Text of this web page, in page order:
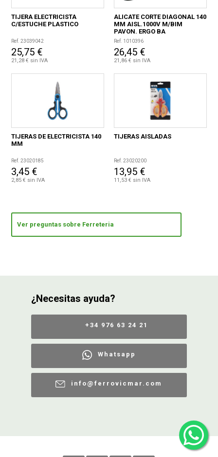
TIJERA ELECTRICISTA
C/ESTUCHE PLASTICO
Ref. 23039042
25,75 €
21,28 € sin IVA
ALICATE CORTE DIAGONAL 140
MM AISL.1000V M/BIM
PAVON. ERGO BA
Ref. 1010396
26,45 €
21,86 € sin IVA
TIJERAS DE ELECTRICISTA 140
MM
Ref. 23020185
3,45 €
2,85 € sin IVA
TIJERAS AISLADAS
Ref. 23020200
13,95 €
11,53 € sin IVA
Ver preguntas sobre Ferreteria
¿Necesitas ayuda?
+34 976 63 24 21
Whatsapp
info@ferrovicmar.com